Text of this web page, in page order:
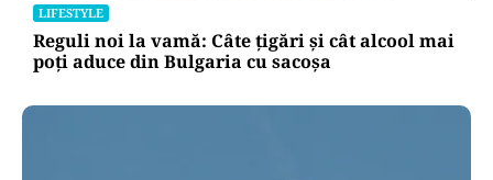
LIFESTYLE
Reguli noi la vamă: Câte țigări și cât alcool mai
poți aduce din Bulgaria cu sacoșa